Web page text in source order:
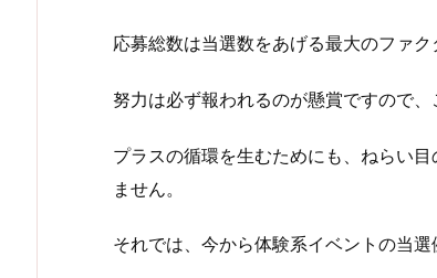
応募総数は当選数をあげる最大のファク
努力は必ず報われるのが懸賞ですので
プラスの循環を生むためにも、ねらい
ません。
それでは、今から体験系イベントの当選